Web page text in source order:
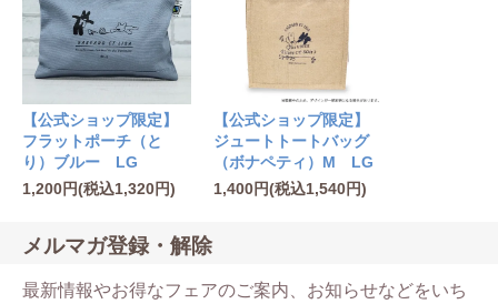
【公式ショップ限定】
フラットポーチ（と
り）ブルー LG
1,200円(税込1,320円)
【公式ショップ限定】
ジュートトートバッグ
（ボナペティ）M LG
1,400円(税込1,540円)
メルマガ登録・解除
最新情報やお得なフェアのご案内、お知らせなどをいち